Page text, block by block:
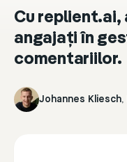
Cu replient.ai,
angajați în
comentariilor.
Johannes Kliesch,